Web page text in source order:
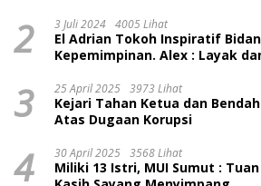
2 3 Juli 2024 4005 Lihat
El Adrian Tokoh Inspiratif
Kepemimpinan. Alex : Layak
3 25 April 2025 3973 Lihat
Kejari Tahan Ketua dan
Atas Dugaan Korupsi
4 30 April 2025 3568 Lihat
Miliki 13 Istri, MUI Sumut :